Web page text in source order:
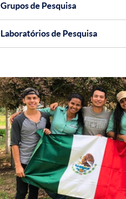
Grupos de Pesquisa
Laboratórios de Pesquisa